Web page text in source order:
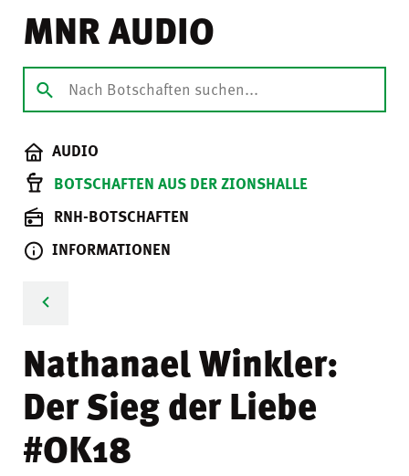
MNR AUDIO
AUDIO
BOTSCHAFTEN AUS DER ZIONSHALLE
RNH-BOTSCHAFTEN
INFORMATIONEN
Nathanael Winkler:
Der Sieg der Liebe
#OK18